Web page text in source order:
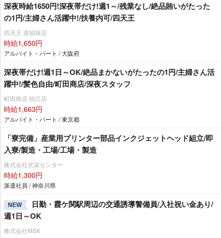
深夜時給1650円!深夜帯だけ!週1～/残業なし/絶品賄いがたった
の1円/主婦さん活躍中!/扶養内可/四天王
四天王 道頓堀店
時給1,650円
アルバイト・パート / 大阪府
深夜帯だけ!週1日～OK/絶品まかないがたったの1円/主婦さん活
躍中!/髪色自由/町田商店/深夜スタッフ
町田商店 狛江店
時給1,663円
アルバイト・パート / 東京都
「寮完備」産業用プリンター部品インクジェットヘッド組立/即
入寮/製造・工場/工場・製造
株式会社京栄センター
時給1,300円
派遣社員 / 神奈川県
NEW
日勤・霞ケ関駅周辺の交通誘導警備員/入社祝い金あり/
週1日～OK
株式会社MSK